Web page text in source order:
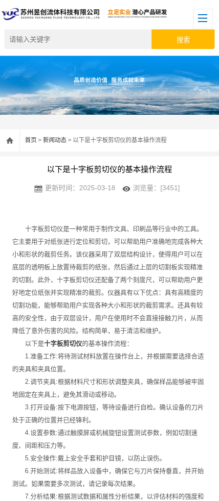
首页 > 新闻动态 > 以下是十字板剪切仪的基本操作流程
以下是十字板剪切仪的基本操作流程
更新时间：2025-03-18 浏览量：[3451]
十字板剪切仪是一种常用于制作文具、印刷品等行业中的工具。
它主要用于对纸张进行定位和剪切，可以帮助用户准确地完成各种大
小和形状的裁剪任务。该仪器采用了双层结构设计，使得用户可以在
底层的透明板上放置待裁剪的纸张，然后通过上层的切割板实现精准
的切割。此外，十字板剪切仪还配备了两个刻度尺，可以帮助用户更
好地定位纸张并实现精准的裁剪。仪器具有以下优点：具有高精度的
切割功能，能够帮助用户实现各种大小和形状的裁剪需求。还具有较
高的安全性，由于双层设计，用户在使用时不会直接接触刀片，从而
降低了意外伤害的风险。结构简单，易于清洁和维护。
以下是十字板剪切仪的基本操作流程：
1.准备工作:将待测试材料放置在操作台上，并根据需要选择合适
的夹具和夹具位置。
2.调节夹具:根据材料尺寸和形状调整夹具，确保样品能够被牢固
地固定在夹具上，避免其滑动或移动。
3.打开设备:按下电源按钮，等待设备进行自检。确认设备的刀片
处于正确的位置并已经锋利。
4.设置参数:通过触摸屏或机械旋钮设置测试参数，例如切割速
度、间距和压力等。
5.安全操作:戴上安全手套和护目镜，以防止误伤。
6.开始测试:将样品放入设备中，确保它与刀片保持垂直，并开始
测试。如果需要多次测试，请记录每次结果。
7.分析结果:根据测试数据和属性分析结果，以评估材料的强度和